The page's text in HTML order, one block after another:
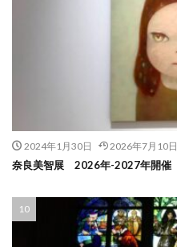
2024年1月30日 2026年7月10日
奈良美智展 2026年-2027年開催